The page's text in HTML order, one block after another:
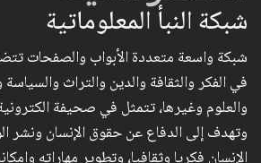
شبكة النبأ المعلوماتية
شبكة واسعة متعددة الأبواب والصفحات
في الفكر والثقافة والدين والتراث
والعلوم وغيرها، تتمثل في صحيفة
وتهدف إلى الدفاع عن حقوق الإنسان ونشر